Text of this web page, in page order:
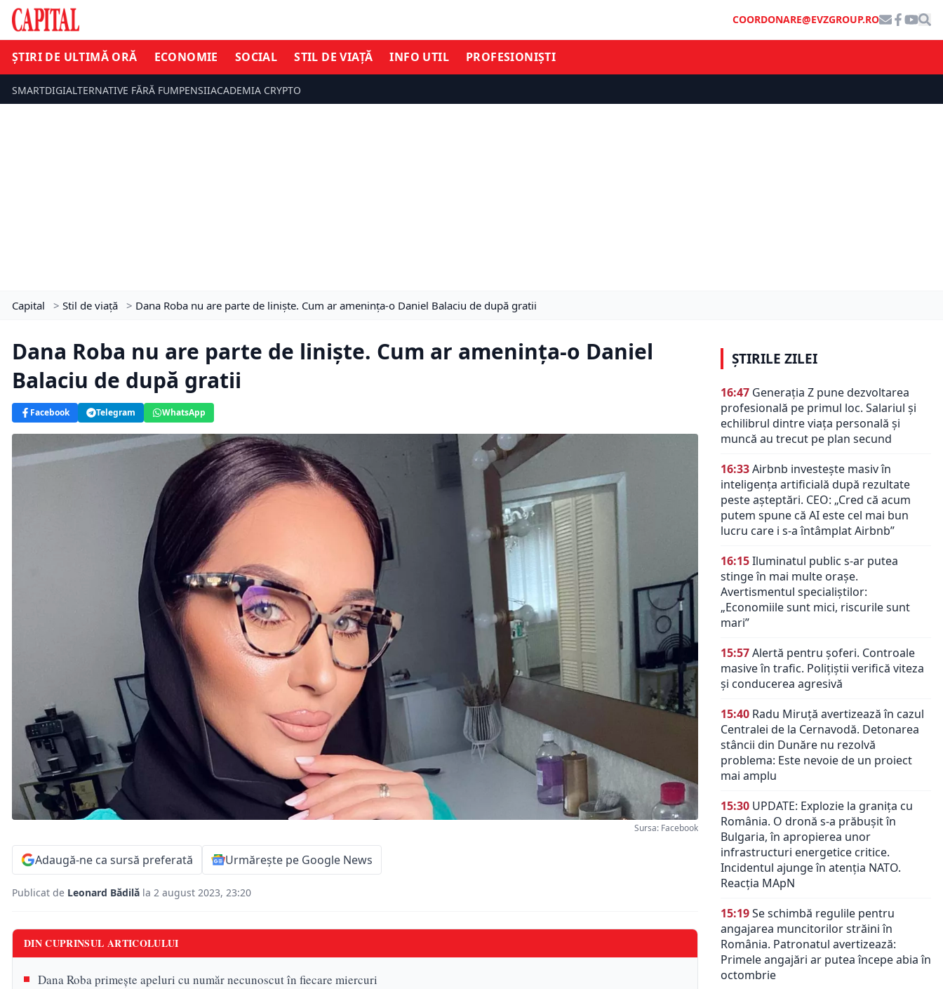
COORDONARE@EVZGROUP.RO
ȘTIRI DE ULTIMĂ ORĂ ECONOMIE SOCIAL STIL DE VIAȚĂ INFO UTIL PROFESIONIȘTI
SMARTDIGIALTERNATIVE FĂRĂ FUMPENSIIACADEMIA CRYPTO
Capital > Stil de viață > Dana Roba nu are parte de liniște. Cum ar ameninţa-o Daniel Balaciu de după gratii
Dana Roba nu are parte de liniște. Cum ar ameninţa-o Daniel
Balaciu de după gratii
Facebook Telegram WhatsApp
Sursa: Facebook
Adaugă-ne ca sursă preferată Urmărește pe Google News
Publicat de Leonard Bădilă la 2 august 2023, 23:20
DIN CUPRINSUL ARTICOLULUI
Dana Roba primește apeluri cu număr necunoscut în fiecare miercuri
ȘTIRILE ZILEI
16:47 Generația Z pune dezvoltarea
profesională pe primul loc. Salariul și
echilibrul dintre viața personală și
muncă au trecut pe plan secund
16:33Airbnb investește masiv în
inteligența artificială după rezultate
peste așteptări. CEO: „Cred că acum
putem spune că AI este cel mai bun
lucru care i s-a întâmplat Airbnb”
16:15Iluminatul public s-ar putea
stinge în mai multe orașe.
Avertismentul specialiștilor:
„Economiile sunt mici, riscurile sunt
mari”
15:57Alertă pentru șoferi. Controale
masive în trafic. Polițiștii verifică viteza
și conducerea agresivă
15:40 Radu Miruță avertizează în cazul
Centralei de la Cernavodă. Detonarea
stâncii din Dunăre nu rezolvă
problema: Este nevoie de un proiect
mai amplu
15:30 UPDATE: Explozie la granița cu
România. O dronă s-a prăbușit în
Bulgaria, în apropierea unor
infrastructuri energetice critice.
Incidentul ajunge în atenția NATO.
Reacția MApN
15:19Se schimbă regulile pentru
angajarea muncitorilor străini în
România. Patronatul avertizează:
Primele angajări ar putea începe abia în
octombrie